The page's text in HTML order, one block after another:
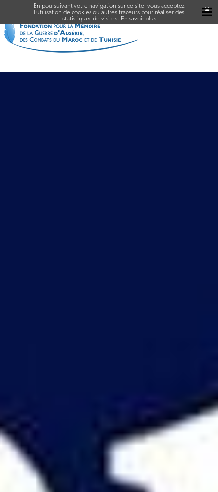
En poursuivant votre navigation sur ce site, vous acceptez
l’utilisation de cookies ou autres traceurs pour réaliser des
statistiques de visites. En savoir plus
✖